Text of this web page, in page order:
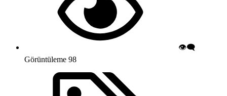
👁️‍🗨️
Görüntüleme 98